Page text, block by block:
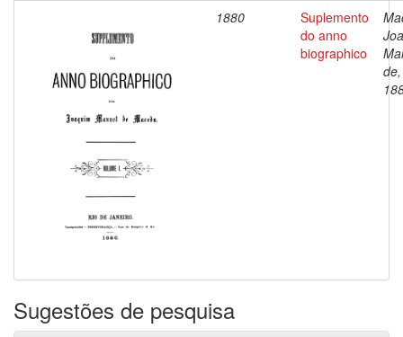
1880
Suplemento
do anno
biographico
Sugestões de pesquisa